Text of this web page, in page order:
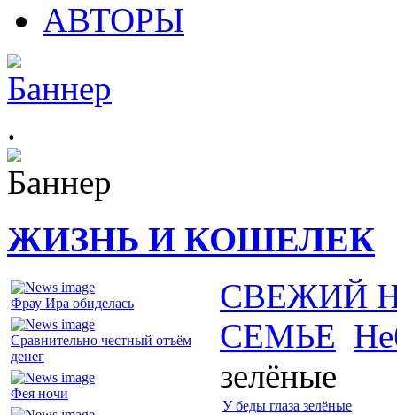
АВТОРЫ
.
ЖИЗНЬ И КОШЕЛЕК
Фрау Ира обиделась
Сравнительно честный отъём
денег
Фея ночи
СВЕЖИЙ
СЕМЬЕ
зелёные
У беды глаза зелёные